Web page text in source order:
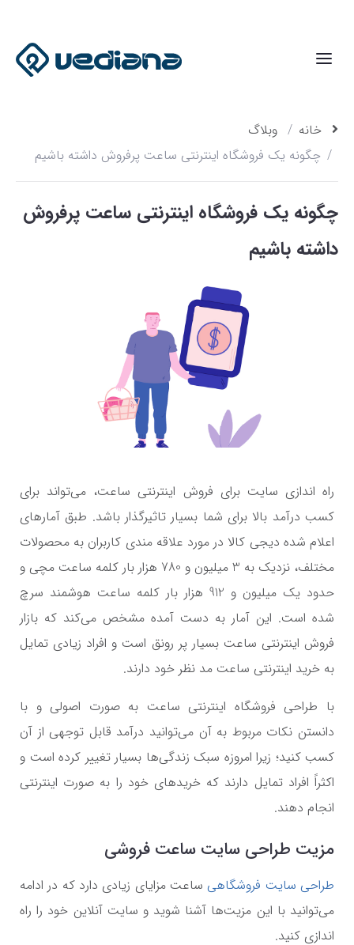
خانه
وبلاگ
چگونه یک فروشگاه اینترنتی ساعت پرفروش داشته باشیم
چگونه یک فروشگاه اینترنتی ساعت پرفروش
داشته باشیم
راه اندازی سایت برای فروش اینترنتی ساعت، می‌تواند برای
کسب درآمد بالا برای شما بسیار تاثیرگذار باشد. طبق آمارهای
اعلام شده دیجی کالا در مورد علاقه مندی کاربران به محصولات
مختلف، نزدیک به 3 میلیون و 780 هزار بار کلمه ساعت مچی و
حدود یک میلیون و 912 هزار بار کلمه ساعت هوشمند سرچ
شده است. این آمار به دست آمده مشخص می‌کند که بازار
فروش اینترنتی ساعت بسیار پر رونق است و افراد زیادی تمایل
به خرید اینترنتی ساعت مد نظر خود دارند.
با طراحی فروشگاه اینترنتی ساعت به صورت اصولی و با
دانستن نکات مربوط به آن می‌توانید درآمد قابل توجهی از آن
کسب کنید؛ زیرا امروزه سبک زندگی‌ها بسیار تغییر کرده است و
اکثراً افراد تمایل دارند که خریدهای خود را به صورت اینترنتی
انجام دهند.
مزیت طراحی سایت ساعت فروشی
طراحی سایت فروشگاهی ساعت مزایای زیادی دارد که در ادامه
می‌توانید با این مزیت‌ها آشنا شوید و سایت آنلاین خود را راه
اندازی کنید.